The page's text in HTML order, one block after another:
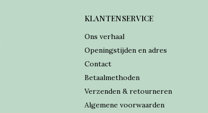
KLANTENSERVICE
Ons verhaal
Openingstijden en adres
Contact
Betaalmethoden
Verzenden & retourneren
Algemene voorwaarden